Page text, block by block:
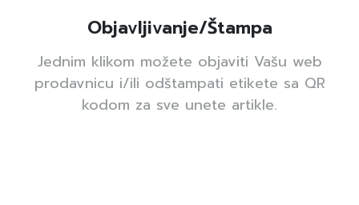
Objavljivanje/Štampa
Jednim klikom možete objaviti Vašu web
prodavnicu i/ili odštampati etikete sa QR
kodom za sve unete artikle.